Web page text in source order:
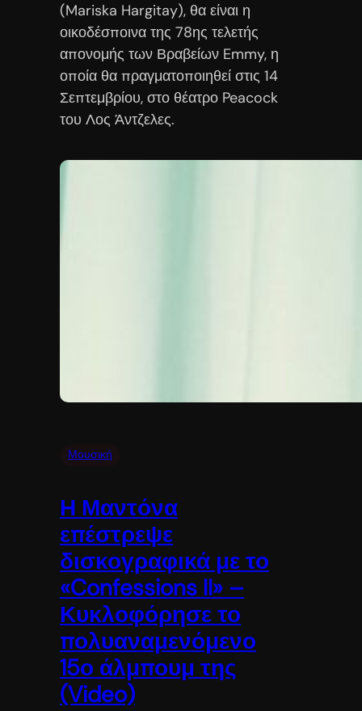
(Mariska Hargitay), θα είναι η
οικοδέσποινα της 78ης τελετής
απονομής των Βραβείων Emmy, η
οποία θα πραγματοποιηθεί στις 14
Σεπτεμβρίου, στο θέατρο Peacock
του Λος Άντζελες.
Μουσική
Η Μαντόνα
επέστρεψε
δισκογραφικά με το
«Confessions II» –
Κυκλοφόρησε το
πολυαναμενόμενο
15ο άλμπουμ της
(Video)